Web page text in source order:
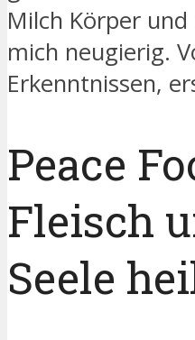
Milch Körper
mich neugierig.
Erkenntnissen,
Peace
Fleisch
Seele